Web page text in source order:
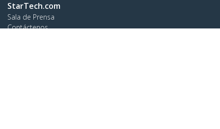
StarTech.com
Sala de Prensa
Contáctenos